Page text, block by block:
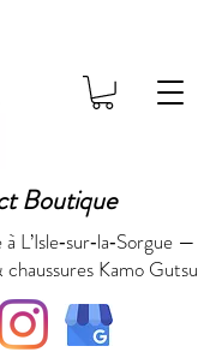
Boutique
L’Isle‑sur‑la‑Sorgue —
Kamo Gutsu